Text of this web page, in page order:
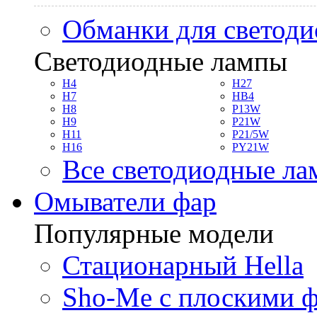
Обманки для
Светодиодные лампы
H4
H7
H8
H9
H11
H16
H27
HB4
P13W
P21W
P21/5W
PY21W
Все светодиодные
Омыватели фар
Популярные модели
Стационарный Hella
Sho-Me с плоскими